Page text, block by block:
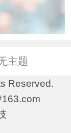
主题
Reserved.